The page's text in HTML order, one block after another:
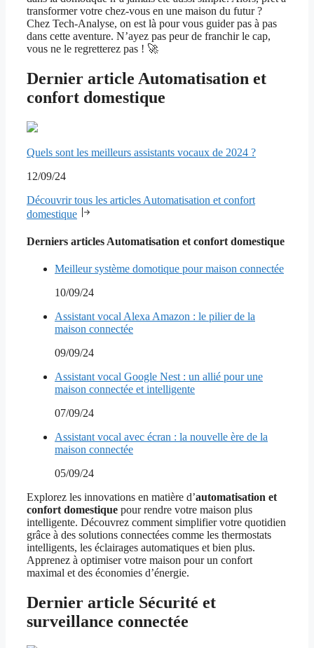
transformer votre chez-vous en une maison du futur ?
Chez Tech-Analyse, on est là pour vous guider pas à pas
dans cette aventure. N’ayez pas peur de franchir le cap,
vous ne le regretterez pas ! 🚀
Dernier article Automatisation et
confort domestique
Quels sont les meilleurs assistants vocaux de 2024 ?
12/09/24
Découvrir tous les articles Automatisation et confort
domestique
Derniers articles Automatisation et confort domestique
Meilleur système domotique pour maison connectée
10/09/24
Assistant vocal Alexa Amazon : le pilier de la
maison connectée
09/09/24
Assistant vocal Google Nest : un allié pour une
maison connectée et intelligente
07/09/24
Assistant vocal avec écran : la nouvelle ère de la
maison connectée
05/09/24
Explorez les innovations en matière d’automatisation et
confort domestique pour rendre votre maison plus
intelligente. Découvrez comment simplifier votre quotidien
grâce à des solutions connectées comme les thermostats
intelligents, les éclairages automatiques et bien plus.
Apprenez à optimiser votre maison pour un confort
maximal et des économies d’énergie.
Dernier article Sécurité et
surveillance connectée